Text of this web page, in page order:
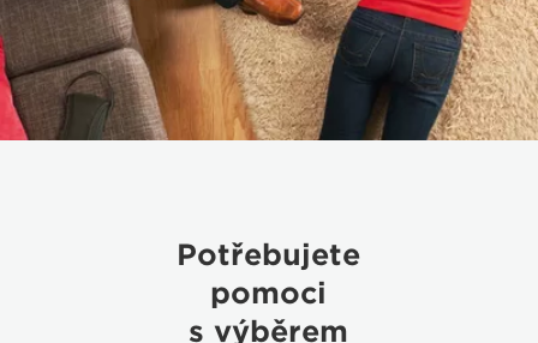
Potřebujete
pomoci
s výběrem